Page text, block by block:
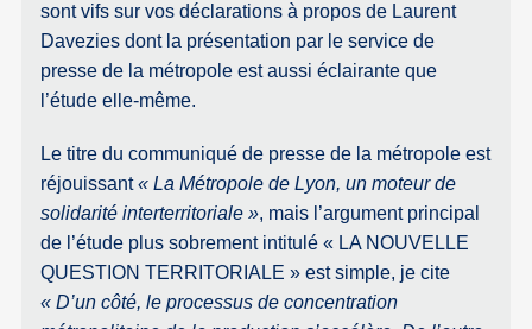
sont vifs sur vos déclarations à propos de Laurent
Davezies dont la présentation par le service de
presse de la métropole est aussi éclairante que
l’étude elle-même.
Le titre du communiqué de presse de la métropole est
réjouissant« La Métropole de Lyon, un moteur de
solidarité interterritoriale », mais l’argument principal
de l’étude plus sobrement intitulé « LA NOUVELLE
QUESTION TERRITORIALE » est simple, je cite
« D’un côté, le processus de concentration